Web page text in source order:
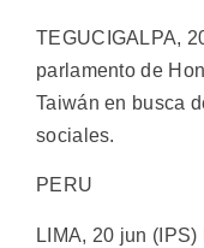
TEGUCIGALPA,
parlamento de
Taiwán en busca
sociales.
PERU
LIMA, 20 jun